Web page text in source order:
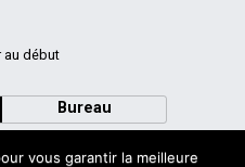
au début
Bureau
vous garantir la meilleure